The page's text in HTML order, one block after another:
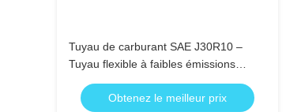
Tuyau de carburant SAE J30R10 –
Tuyau flexible à faibles émissions
résistant à l'huile pour utilisation
automobileObtenez le meilleur prix